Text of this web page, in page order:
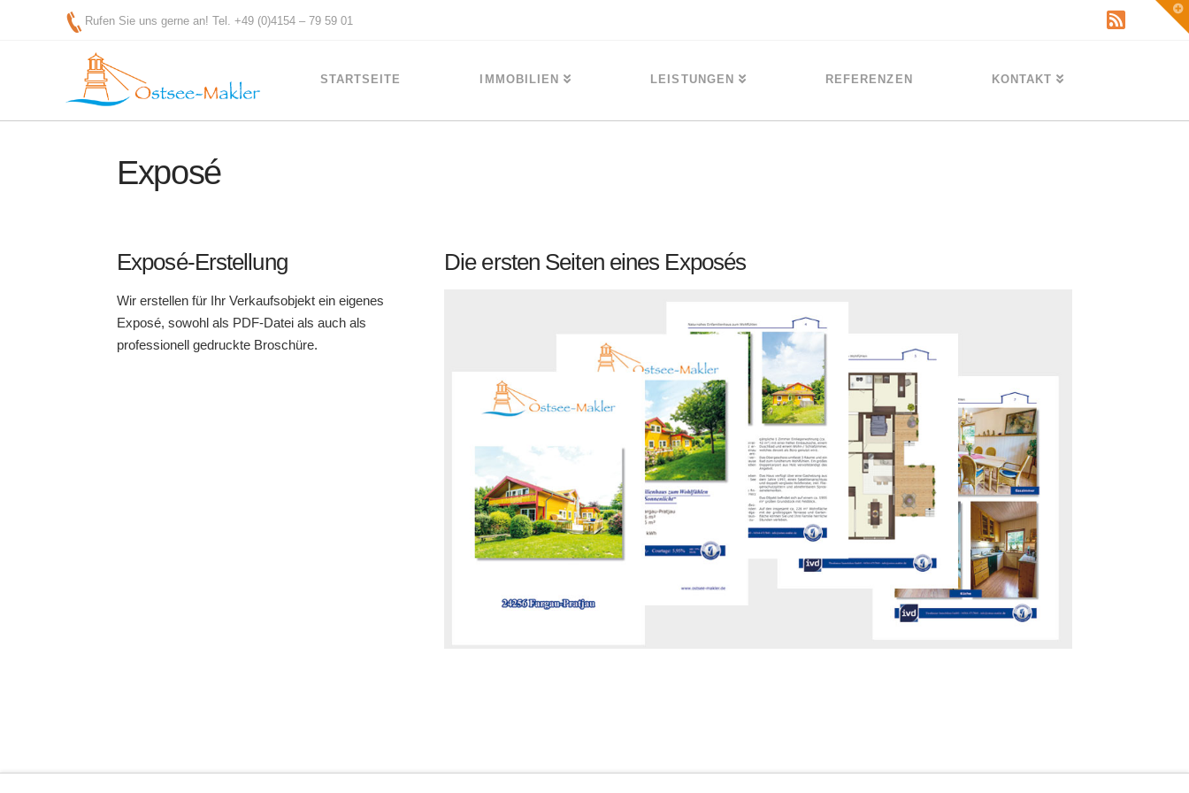
Rufen Sie uns gerne an! Tel. +49 (0)4154 – 79 59 01
STARTSEITE IMMOBILIEN LEISTUNGEN REFERENZEN KONTAKT
Exposé
Exposé-Erstellung
Wir erstellen für Ihr Verkaufsobjekt ein eigenes
Exposé, sowohl als PDF-Datei als auch als
professionell gedruckte Broschüre.
Die ersten Seiten eines Exposés